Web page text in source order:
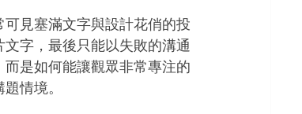
見塞滿文字與設計花俏的投
字，最後只能以失敗的溝通
是如何能讓觀眾非常專注的
情境。